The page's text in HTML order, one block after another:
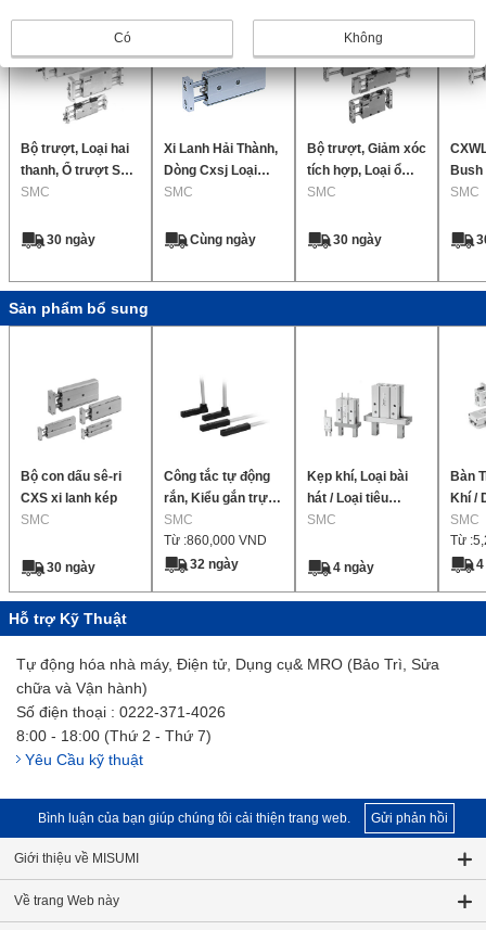
Bộ trượt, Loại hai
thanh, Ổ trượt Sê-
ri CX2
SMC
30 ngày
Xi Lanh Hải Thành,
Dòng Cxsj Loại
Nhỏ Gọn
SMC
Cùng ngày
Bộ trượt, Giảm xóc
tích hợp, Loại ổ
trượt trượt Sê-ri
SMC
30 ngày
Unit
SMC
Sản phẩm bổ sung
Bộ con dấu sê-ri
CXS xi lanh kép
SMC
30 ngày
Công tắc tự động
rắn, Kiểu gắn trực
tiếp, D-Y59/D-
Y69/D-Y7P(V)
SMC
Từ :860,000 VND
32 ngày
Kẹp khí, Loại bài
hát / Loại tiêu
chuẩn Sê-ri MHZ2
SMC
4 ngày
Bàn
Khí /
SMC
Từ :
Hỗ trợ Kỹ Thuật
Tự động hóa nhà máy, Điện tử, Dụng cụ& MRO (Bảo Trì, Sửa
chữa và Vận hành)
Số điện thoại : 0222-371-4026
8:00 - 18:00 (Thứ 2 - Thứ 7)
Yêu Cầu kỹ thuật
Bình luận của bạn giúp chúng tôi cải thiện trang web. Gửi phản hồi
Giới thiệu về MISUMI
Về trang Web này
Có Không